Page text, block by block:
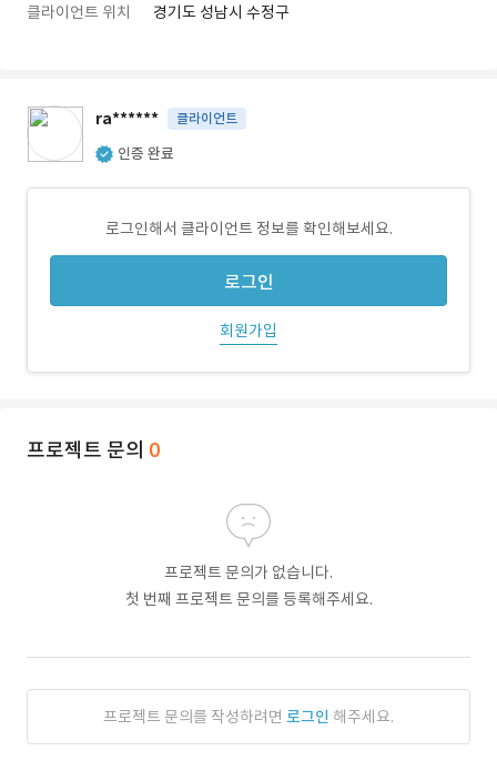
클라이언트 위치 경기도 성남시 수정구
ra****** 클라이언트
인증 완료
로그인해서 클라이언트 정보를 확인해보세요.
로그인
회원가입
프로젝트 문의 0
프로젝트 문의가 없습니다.
첫 번째 프로젝트 문의를 등록해주세요.
프로젝트 문의를 작성하려면 로그인 해주세요.